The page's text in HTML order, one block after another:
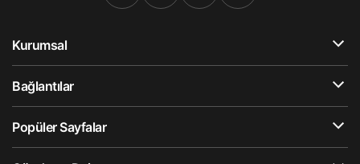
Kurumsal
Bağlantılar
Popüler Sayfalar